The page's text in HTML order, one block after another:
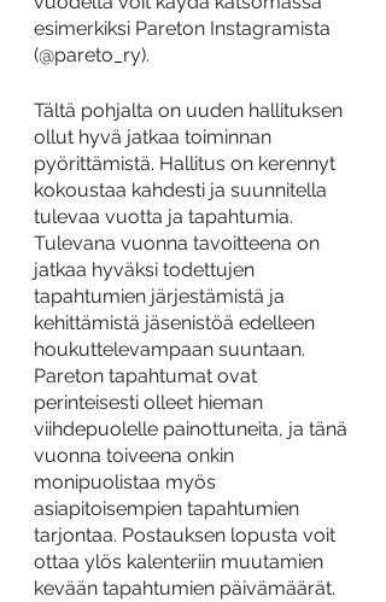
esimerkiksi Pareton Instagramista
(@pareto_ry).
Tältä pohjalta on uuden hallituksen
ollut hyvä jatkaa toiminnan
pyörittämistä. Hallitus on kerennyt
kokoustaa kahdesti ja suunnitella
tulevaa vuotta ja tapahtumia.
Tulevana vuonna tavoitteena on
jatkaa hyväksi todettujen
tapahtumien järjestämistä ja
kehittämistä jäsenistöä edelleen
houkuttelevampaan suuntaan.
Pareton tapahtumat ovat
perinteisesti olleet hieman
viihdepuolelle painottuneita, ja tänä
vuonna toiveena onkin
monipuolistaa myös
asiapitoisempien tapahtumien
tarjontaa. Postauksen lopusta voit
ottaa ylös kalenteriin muutamien
kevään tapahtumien päivämäärät.